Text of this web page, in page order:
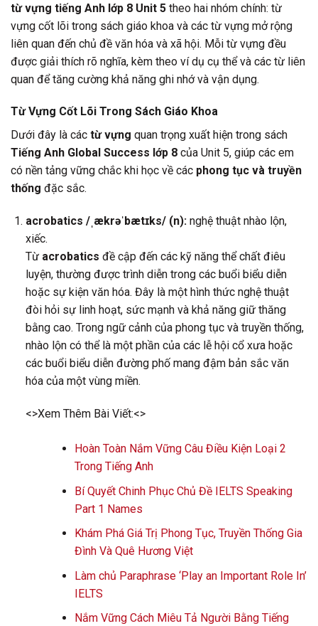
từ vựng tiếng Anh lớp 8 Unit 5 theo hai nhóm chính: từ
vựng cốt lõi trong sách giáo khoa và các từ vựng mở rộng
liên quan đến chủ đề văn hóa và xã hội. Mỗi từ vựng đều
được giải thích rõ nghĩa, kèm theo ví dụ cụ thể và các từ liên
quan để tăng cường khả năng ghi nhớ và vận dụng.
Từ Vựng Cốt Lõi Trong Sách Giáo Khoa
Dưới đây là các từ vựng quan trọng xuất hiện trong sách
Tiếng Anh Global Success lớp 8 của Unit 5, giúp các em
có nền tảng vững chắc khi học về các phong tục và truyền
thống đặc sắc.
acrobatics /ˌækrəˈbætɪks/ (n):nghệ thuật nhào lộn,
xiếc.
Từ acrobatics đề cập đến các kỹ năng thể chất điêu
luyện, thường được trình diễn trong các buổi biểu diễn
hoặc sự kiện văn hóa. Đây là một hình thức nghệ thuật
đòi hỏi sự linh hoạt, sức mạnh và khả năng giữ thăng
bằng cao. Trong ngữ cảnh của phong tục và truyền thống,
nhào lộn có thể là một phần của các lễ hội cổ xưa hoặc
các buổi biểu diễn đường phố mang đậm bản sắc văn
hóa của một vùng miền.
<>Xem Thêm Bài Viết:<>
Hoàn Toàn Nắm Vững Câu Điều Kiện Loại 2
Trong Tiếng Anh
Bí Quyết Chinh Phục Chủ Đề IELTS Speaking
Part 1 Names
Khám Phá Giá Trị Phong Tục, Truyền Thống Gia
Đình Và Quê Hương Việt
Làm chủ Paraphrase ‘Play an Important Role In’
IELTS
Nắm Vững Cách Miêu Tả Người Bằng Tiếng